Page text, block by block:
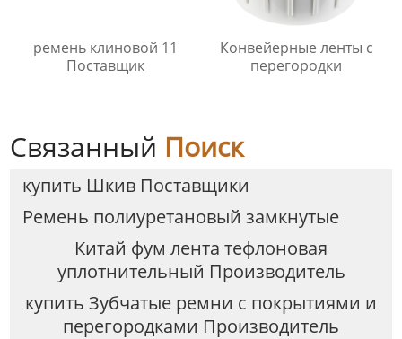
ремень клиновой 11
Поставщик
Конвейерные ленты с
перегородки
Связанный Поиск
купить Шкив Поставщики
Ремень полиуретановый замкнутые
Китай фум лента тефлоновая
уплотнительный Производитель
купить Зубчатые ремни с покрытиями и
перегородками Производитель